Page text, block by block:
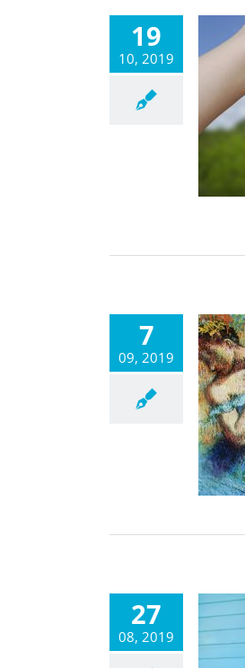
19
10, 2019
7
09, 2019
27
08, 2019